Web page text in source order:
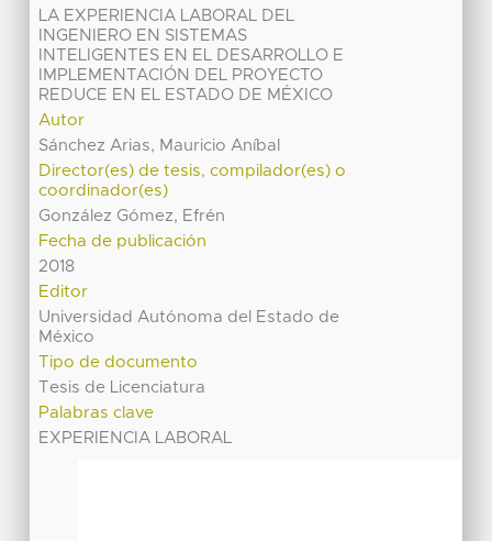
LA EXPERIENCIA LABORAL DEL
INGENIERO EN SISTEMAS
INTELIGENTES EN EL DESARROLLO E
IMPLEMENTACIÓN DEL PROYECTO
REDUCE EN EL ESTADO DE MÉXICO
Autor
Sánchez Arias, Mauricio Aníbal
Director(es) de tesis, compilador(es) o
coordinador(es)
González Gómez, Efrén
Fecha de publicación
2018
Editor
Universidad Autónoma del Estado de
México
Tipo de documento
Tesis de Licenciatura
Palabras clave
EXPERIENCIA LABORAL